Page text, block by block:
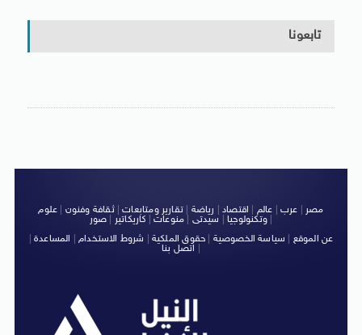
تابعونا
مصر عرب عالم اقتصاد رياضة |تقارير ومتابعات|ثقافة وفنون
علوم
وتكنولوجيا| سيدتى منوعات كاريكاتير صور
|
عن الموقع
سياسة الخصوصية حقوق الملكية شروط الاستخدام| المساعدة|
اتصل بنا